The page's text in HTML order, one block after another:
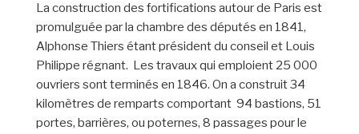
La construction des fortifications autour de Paris est
promulguée par la chambre des députés en 1841,
Alphonse Thiers étant président du conseil et Louis
Philippe régnant. Les travaux qui emploient 25 000
ouvriers sont terminés en 1846. On a construit 34
kilomètres de remparts comportant 94 bastions, 51
portes, barrières, ou poternes, 8 passages pour le